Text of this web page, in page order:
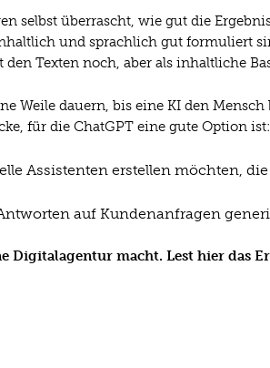
selbst überrascht, wie gut die
und sprachlich gut formuliert
Texten noch, aber als inhaltliche
Weile dauern, bis eine KI den Mensch
für die ChatGPT eine gute Option ist:
Assistenten erstellen möchten,
auf Kundenanfragen
Digitalagentur macht. Lest hier das